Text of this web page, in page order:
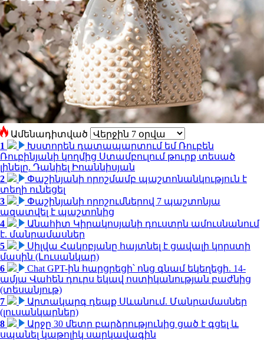
Ամենադիտված
1
Խստորեն դատապարտում եմ Ռուբեն
Ռուբինյանի կողմից Ստամբուլում թուրք տեսած
լինելը. Դանիել Իոաննիսյան
2
Փաշինյանի որոշմամբ պաշտոնանկություն է
տեղի ունեցել
3
Փաշինյանի որոշումներով 7 պաշտոնյա
ազատվել է պաշտոնից
4
Անահիտ Կիրակոսյանի դուստրն ամուսնանում
է. մանրամասներ
5
Սիլվա Հակոբյանը հայտնել է ցավալի կորստի
մասին (Լուսանկար)
6
Chat GPT-ին հարցրեցի՝ ոնց գնամ եկեղեցի. 14-
ամյա Վահեն դուրս եկավ ոստիկանության բաժնից
(տեսանյութ)
7
Արտակարգ դեպք Սևանում. Մանրամասներ
(լուսանկարներ)
8
Արջը 30 մետր բարձրությունից ցած է գցել և
սպանել կաթոլիկ սարկավագին